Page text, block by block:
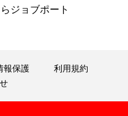
ジョブポート
報保護
利用規約